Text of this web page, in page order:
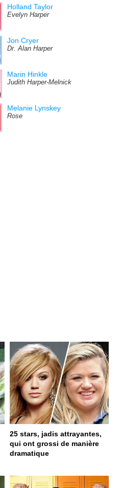
Holland Taylor
Evelyn Harper
Jon Cryer
Dr. Alan Harper
Marin Hinkle
Judith Harper-Melnick
Melanie Lynskey
Rose
25 stars, jadis attrayantes,
qui ont grossi de manière
dramatique